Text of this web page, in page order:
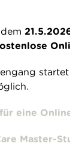
eine
Master-